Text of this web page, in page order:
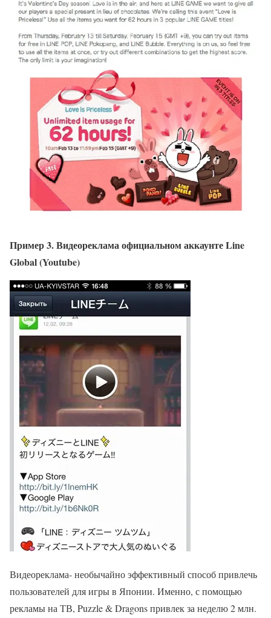
Пример 3. Видеореклама официальном аккаунте Line
Global (Youtube)
Видеореклама- необычайно эффективный способ привлечь
пользователей для игры в Японии. Именно, с помощью
рекламы на ТВ, Puzzle & Dragons привлек за неделю 2 млн.